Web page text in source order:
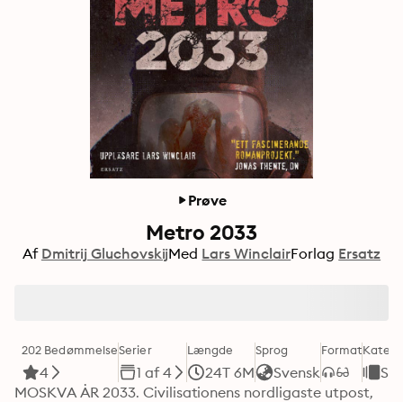
Prøve
Metro 2033
Af Dmitrij GluchovskijMed Lars WinclairForlag Ersatz
202 Bedømmelse
4
Serier
1 af 4
Længde
24T 6M
Sprog
Svensk
Format
MOSKVA ÅR 2033. Civilisationens nordligaste utpost,